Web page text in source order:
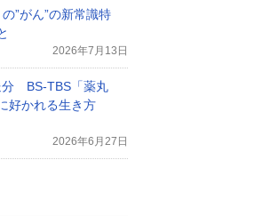
”がん”の新常識特
2026年7月13日
分 BS-TBS「薬丸
好かれる生き方
2026年6月27日